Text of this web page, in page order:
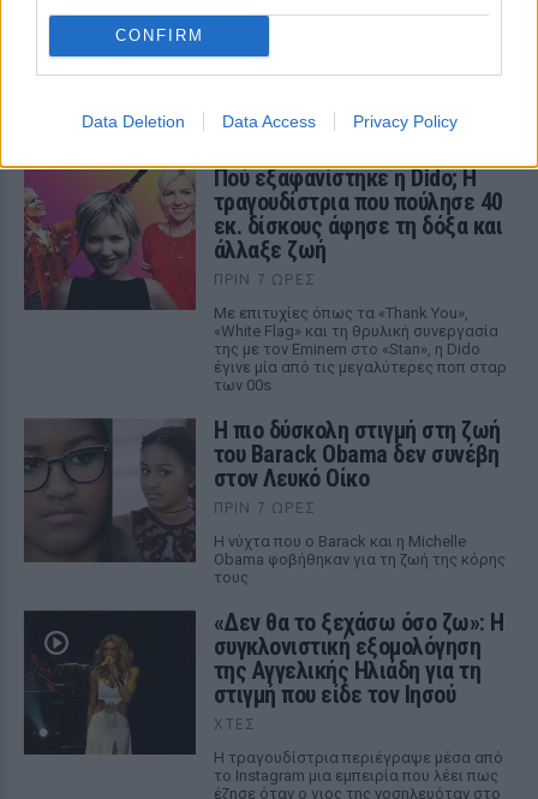
CONFIRM
Data Deletion Data Access Privacy Policy
ΔΕΙΤΕ ΕΠΙΣΗΣ
ΣΤΗΝ ΙΔΙΑ ΚΑΤΗΓΟΡΙΑ
Πού εξαφανίστηκε η Dido; Η
τραγουδίστρια που πούλησε 40
εκ. δίσκους άφησε τη δόξα και
άλλαξε ζωή
ΠΡΙΝ 7 ΏΡΕΣ
Με επιτυχίες όπως τα «Thank You»,
«White Flag» και τη θρυλική συνεργασία
της με τον Eminem στο «Stan», η Dido
έγινε μία από τις μεγαλύτερες ποπ σταρ
των 00s
Η πιο δύσκολη στιγμή στη ζωή
του Barack Obama δεν συνέβη
στον Λευκό Οίκο
ΠΡΙΝ 7 ΏΡΕΣ
Η νύχτα που ο Barack και η Michelle
Obama φοβήθηκαν για τη ζωή της κόρης
τους
«Δεν θα το ξεχάσω όσο ζω»: Η
συγκλονιστική εξομολόγηση
της Αγγελικής Ηλιάδη για τη
στιγμή που είδε τον Ιησού
ΧΤΕΣ
Η τραγουδίστρια περιέγραψε μέσα από
το Instagram μια εμπειρία που λέει πως
έζησε όταν ο γιος της νοσηλευόταν στο